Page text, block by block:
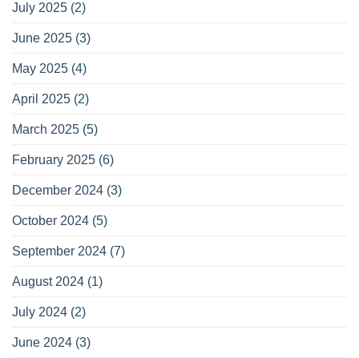
July 2025 (2)
June 2025 (3)
May 2025 (4)
April 2025 (2)
March 2025 (5)
February 2025 (6)
December 2024 (3)
October 2024 (5)
September 2024 (7)
August 2024 (1)
July 2024 (2)
June 2024 (3)